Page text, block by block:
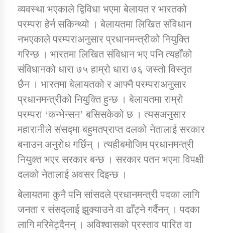
व्यवस्था भएकाले द्विविधा भएमा बेलायत र भारतको
परम्परा हेर्न सकिन्थ्यो । बेलायतमा लिखित संविधान
नभएकाले परम्पराअनुसार प्रधानमन्त्रीको नियुक्ति
गरिन्छ । भारतमा लिखित संविधान भए पनि त्यहाँको
संविधानको धारा ७५ हाम्रो धारा ७६ जस्तो विस्तृत
छैन । भारतमा बेलायतको र आफ्नै परम्पराअनुसार
प्रधानमन्त्रीको नियुक्ति हुन्छ । बेलायतमा राम्रो
परम्परा ‘कन्भेन्सन’ बसिसकेको छ । त्यसअनुसार
महारानीले संसद्मा बहुमतप्राप्त दलको नेतालाई सरकार
बनाउन अनुरोध गर्छिन् । त्यहीबमोजिम प्रधानमन्त्री
नियुक्त भएर सरकार बन्छ । सरकार पतन भएमा विपक्षी
दलको नेतालाई अवसर दिइन्छ ।
बेलायतमा कुनै पनि सांसदले प्रधानमन्त्री पदका लागि
जनता र संसद्लाई झुक्याउने वा ढाँट्ने गर्दैनन् । पदका
लागि मरिमेट्दैनन् । अविश्वासको प्रस्ताव पारित वा